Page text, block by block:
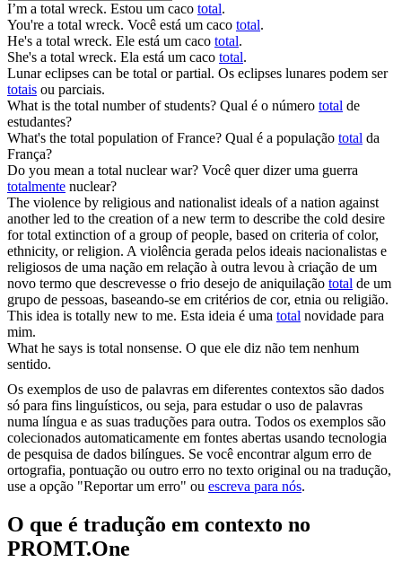
I’m a total wreck. Estou um caco total.
You're a total wreck. Você está um caco total.
He's a total wreck. Ele está um caco total.
She's a total wreck. Ela está um caco total.
Lunar eclipses can be total or partial. Os eclipses lunares podem ser
totais ou parciais.
What is the total number of students? Qual é o número total de
estudantes?
What's the total population of France? Qual é a população total da
França?
Do you mean a total nuclear war? Você quer dizer uma guerra
totalmente nuclear?
The violence by religious and nationalist ideals of a nation against
another led to the creation of a new term to describe the cold desire
fortotal extinction of a group of people, based on criteria of color,
ethnicity, or religion. A violência gerada pelos ideais nacionalistas e
religiosos de uma nação em relação à outra levou à criação de um
novo termo que descrevesse o frio desejo de aniquilação total de um
grupo de pessoas, baseando-se em critérios de cor, etnia ou religião.
This idea is totally new to me. Esta ideia é uma total novidade para
mim.
What he says is total nonsense. O que ele diz não tem nenhum
sentido.
Os exemplos de uso de palavras em diferentes contextos são dados
só para fins linguísticos, ou seja, para estudar o uso de palavras
numa língua e as suas traduções para outra. Todos os exemplos são
colecionados automaticamente em fontes abertas usando tecnologia
de pesquisa de dados bilíngues. Se você encontrar algum erro de
ortografia, pontuação ou outro erro no texto original ou na tradução,
use a opção "Reportar um erro" ou escreva para nós.
O que é tradução em contexto no
PROMT.One